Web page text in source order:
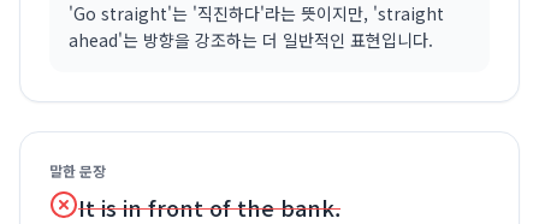
'Go straight'는 '직진하다'라는 뜻이지만, 'straight
ahead'는 방향을 강조하는 더 일반적인 표현입니다.
말한 문장
It is in front of the bank.